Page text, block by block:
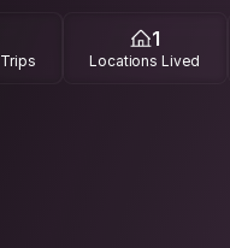
1
Locations Lived